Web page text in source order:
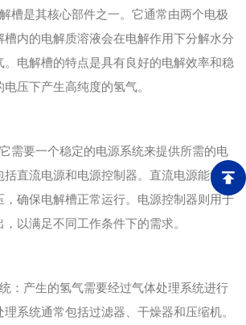
是其核心部件之一。它通常由两个电极
槽内的电解质溶液会在电解作用下分解水分
。电解槽的特点是具有良好的电解效率和稳
压下产生高纯度的氢气。
要一个稳定的电源系统来提供所需的电
括直流电源和电源控制器。直流电源能够提
，确保电解槽正常运行。电源控制器则用于
以满足不同工作条件下的需求。
产生的氢气需要经过气体处理系统进行
系统通常包括过滤器、干燥器和压缩机。